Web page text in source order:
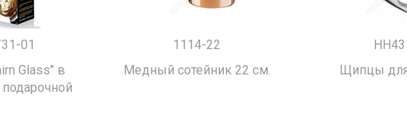
01
Glass" в
1114-22
Медный сотейник 22 см.
Щипцы